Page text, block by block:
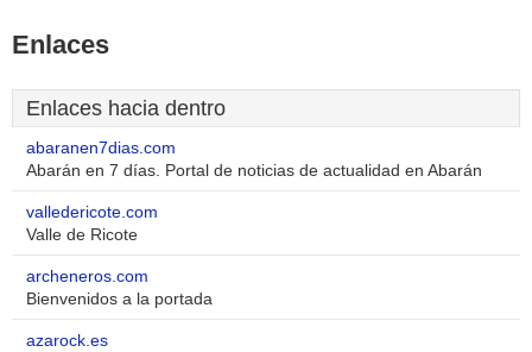
Enlaces
Enlaces hacia dentro
abaranen7dias.com
Abarán en 7 días. Portal de noticias de actualidad en Abarán
valledericote.com
Valle de Ricote
archeneros.com
Bienvenidos a la portada
azarock.es